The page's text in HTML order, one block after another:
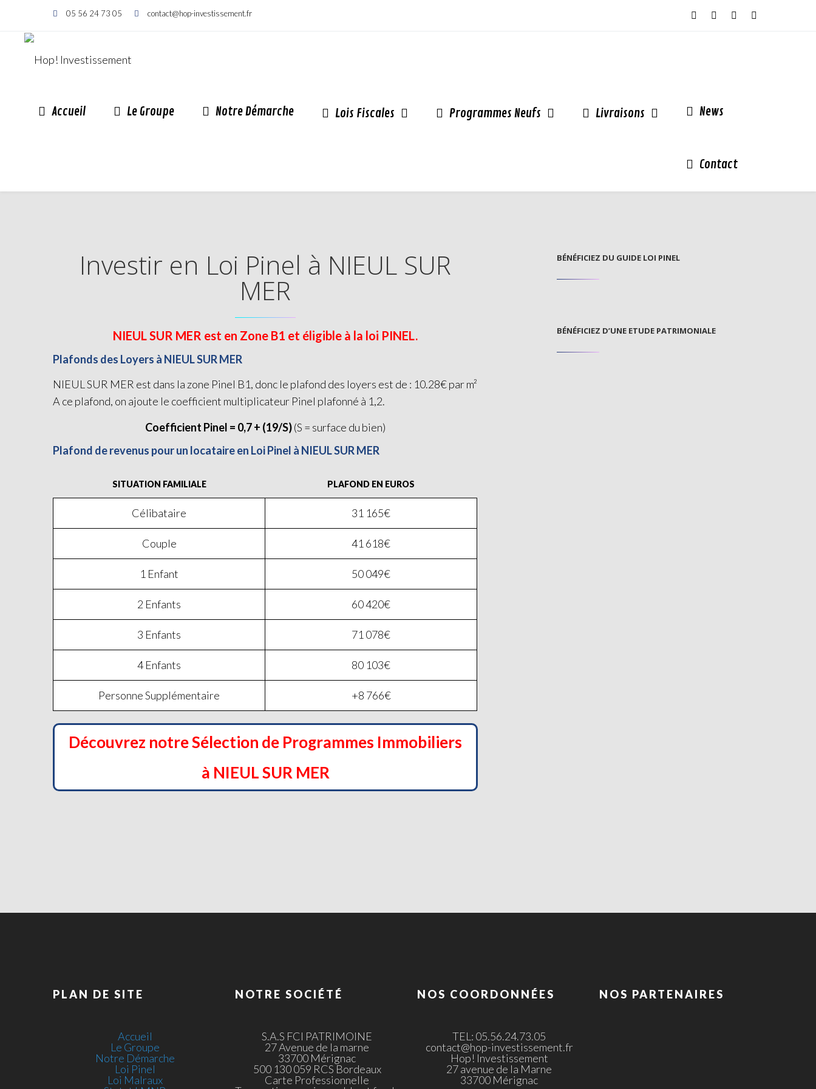
05 56 24 73 05 contact@hop-investissement.fr
Accueil Le Groupe Notre Démarche Lois Fiscales Programmes Neufs Livraisons News
Contact
Investir en Loi Pinel à NIEUL SUR
MER
NIEUL SUR MER est en Zone B1 et éligible à la loi PINEL.
Plafonds des Loyers à NIEUL SUR MER
NIEUL SUR MER est dans la zone Pinel B1, donc le plafond des loyers est de : 10.28€ par m²
A ce plafond, on ajoute le coefficient multiplicateur Pinel plafonné à 1,2.
Coefficient Pinel = 0,7 + (19/S)(S = surface du bien)
Plafond de revenus pour un locataire en Loi Pinel à NIEUL SUR MER
SITUATION FAMILIALE
Célibataire
Couple
1 Enfant
2 Enfants
3 Enfants
4 Enfants
Personne Supplémentaire
PLAFOND EN EUROS
31 165€
41 618€
50 049€
60 420€
71 078€
80 103€
+8 766€
Découvrez notre Sélection de Programmes Immobiliers
à NIEUL SUR MER
BÉNÉFICIEZ DU GUIDE LOI PINEL
BÉNÉFICIEZ D’UNE ETUDE PATRIMONIALE
PLAN DE SITE
Accueil
Le Groupe
Notre Démarche
Loi Pinel
Loi Malraux
NOTRE SOCIÉTÉ
S.A.S FCI PATRIMOINE
27 Avenue de la marne
33700 Mérignac
500 130 059 RCS Bordeaux
Carte Professionnelle
NOS COORDONNÉES
TEL: 05.56.24.73.05
contact@hop-investissement.fr
Hop! Investissement
27 avenue de la Marne
33700 Mérignac
NOS PARTENAIRES